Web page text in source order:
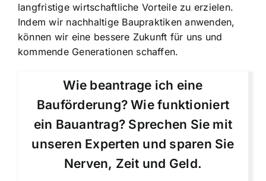
langfristige wirtschaftliche Vorteile zu erzielen.
Indem wir nachhaltige Baupraktiken anwenden,
können wir eine bessere Zukunft für uns und
kommende Generationen schaffen.
Wie beantrage ich eine
Bauförderung? Wie funktioniert
ein Bauantrag? Sprechen Sie mit
unseren Experten und sparen Sie
Nerven, Zeit und Geld.